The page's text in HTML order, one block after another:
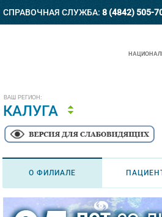
СПРАВОЧНАЯ СЛУЖБА: 8 (4842) 505-
ВАШ РЕГИОН:
КАЛУГА
О ФИЛИАЛЕ